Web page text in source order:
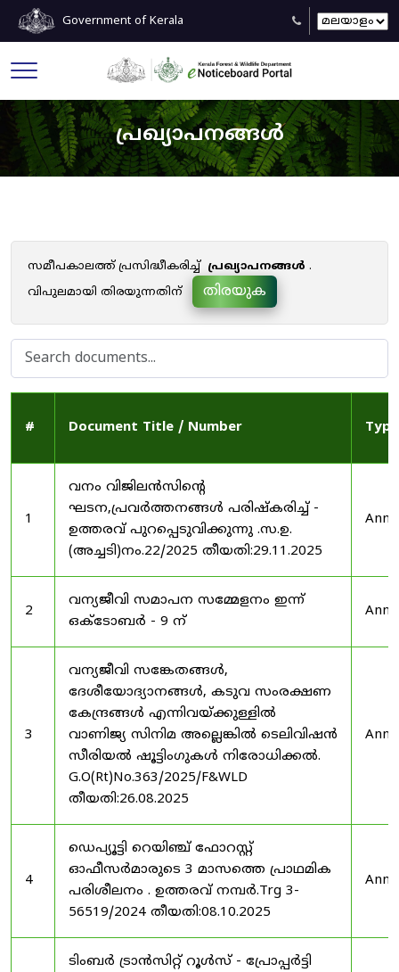
Government of Kerala
പ്രഖ്യാപനങ്ങൾ
സമീപകാലത്ത് പ്രസിദ്ധീകരിച്ച് പ്രഖ്യാപനങ്ങൾ .
വിപുലമായി തിരയുന്നതിന്
തിരയുക
# Document Title / Number Type
1
വനം വിജിലൻസിന്റെ
ഘടന,പ്രവർത്തനങ്ങൾ പരിഷ്കരിച്ച് -
ഉത്തരവ് പുറപ്പെടുവിക്കുന്നു .സ.ഉ.
(അച്ചടി)നം.22/2025 തീയതി:29.11.2025
2
വന്യജീവി സമാപന സമ്മേളനം ഇന്ന്
ഒക്ടോബർ - 9 ന്
3
വന്യജീവി സങ്കേതങ്ങൾ,
ദേശീയോദ്യാനങ്ങൾ, കടുവ സംരക്ഷണ
കേന്ദ്രങ്ങൾ എന്നിവയ്ക്കുള്ളിൽ
വാണിജ്യ സിനിമ അല്ലെങ്കിൽ ടെലിവിഷൻ
സീരിയൽ ഷൂട്ടിംഗുകൾ നിരോധിക്കൽ.
G.O(Rt)No.363/2025/F&WLD
തീയതി:26.08.2025
4
ഡെപ്യൂട്ടി റെയിഞ്ച് ഫോറസ്റ്റ്
ഓഫീസർമാരുടെ 3 മാസത്തെ പ്രാഥമിക
പരിശീലനം . ഉത്തരവ് നമ്പർ.Trg 3-
56519/2024 തീയതി:08.10.2025
ടിംബർ ട്രാൻസിറ്റ് റൂൾസ് - പ്രോപ്പർട്ടി